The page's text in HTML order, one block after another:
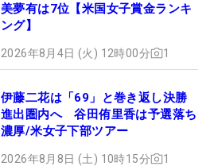
美夢有は7位【米国女子賞金ランキ
ング】
2026年8月4日 (火) 12時00分 1
伊藤二花は「69」と巻き返し決勝
進出圏内へ 谷田侑里香は予選落ち
濃厚/米女子下部ツアー
2026年8月8日 (土) 10時15分 1